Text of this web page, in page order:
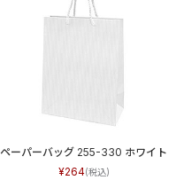
ペーパーバッグ 255-330 ホワイト
264